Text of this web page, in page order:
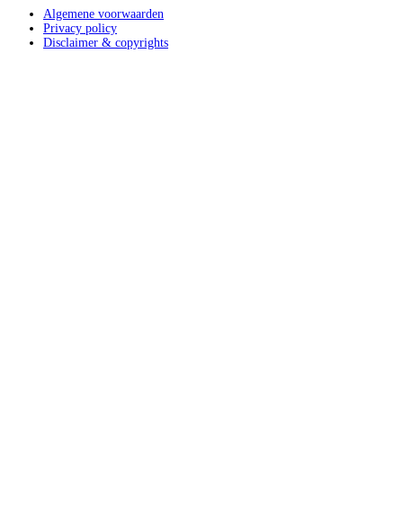
Algemene voorwaarden
Privacy policy
Disclaimer & copyrights